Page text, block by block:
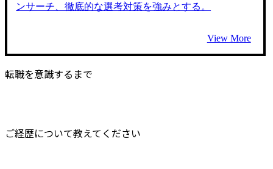
ンサーチ、徹底的な選考対策を強みとする。
View More
転職を意識するまで
ご経歴について教えてください